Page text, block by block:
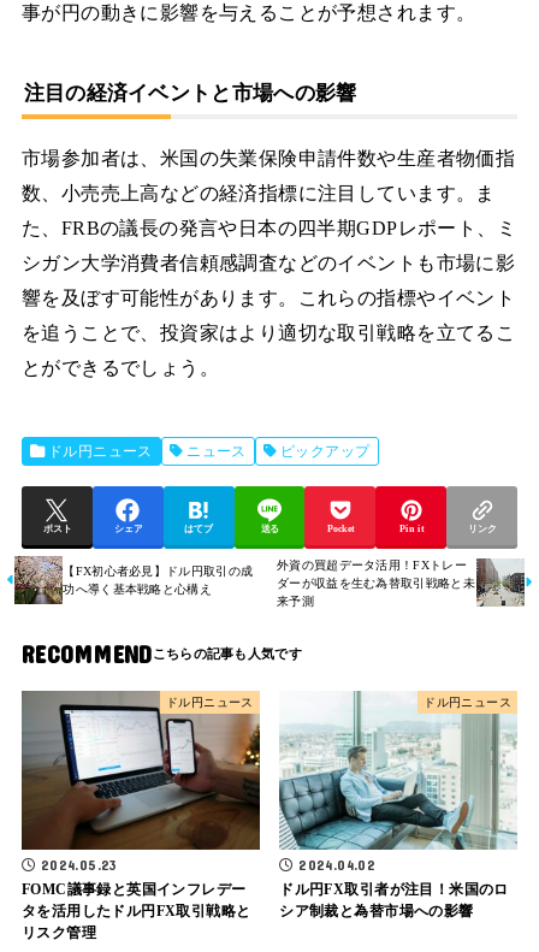
事が円の動きに影響を与えることが予想されます。
注目の経済イベントと市場への影響
市場参加者は、米国の失業保険申請件数や生産者物価指
数、小売売上高などの経済指標に注目しています。ま
た、FRBの議長の発言や日本の四半期GDPレポート、ミ
シガン大学消費者信頼感調査などのイベントも市場に影
響を及ぼす可能性があります。これらの指標やイベント
を追うことで、投資家はより適切な取引戦略を立てるこ
とができるでしょう。
ドル円ニュース ニュース ピックアップ
ポスト シェア はてブ 送る Pocket Pin it リンク
【FX初心者必見】ドル円取引の成
功へ導く基本戦略と心構え
外資の買超データ活用！FXトレー
ダーが収益を生む為替取引戦略と未
来予測
RECOMMEND
ドル円ニュース
2024.05.23
FOMC議事録と英国インフレデー
タを活用したドル円FX取引戦略と
リスク管理
ドル円ニュース
2024.04.02
ドル円FX取引者が注目！米国のロ
シア制裁と為替市場への影響